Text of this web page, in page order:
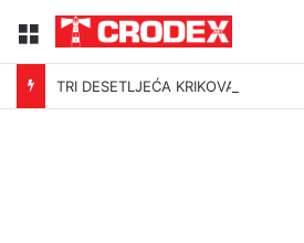
Menu
TRI DESETLJEĆA KRIKOVA OČAJNIKA